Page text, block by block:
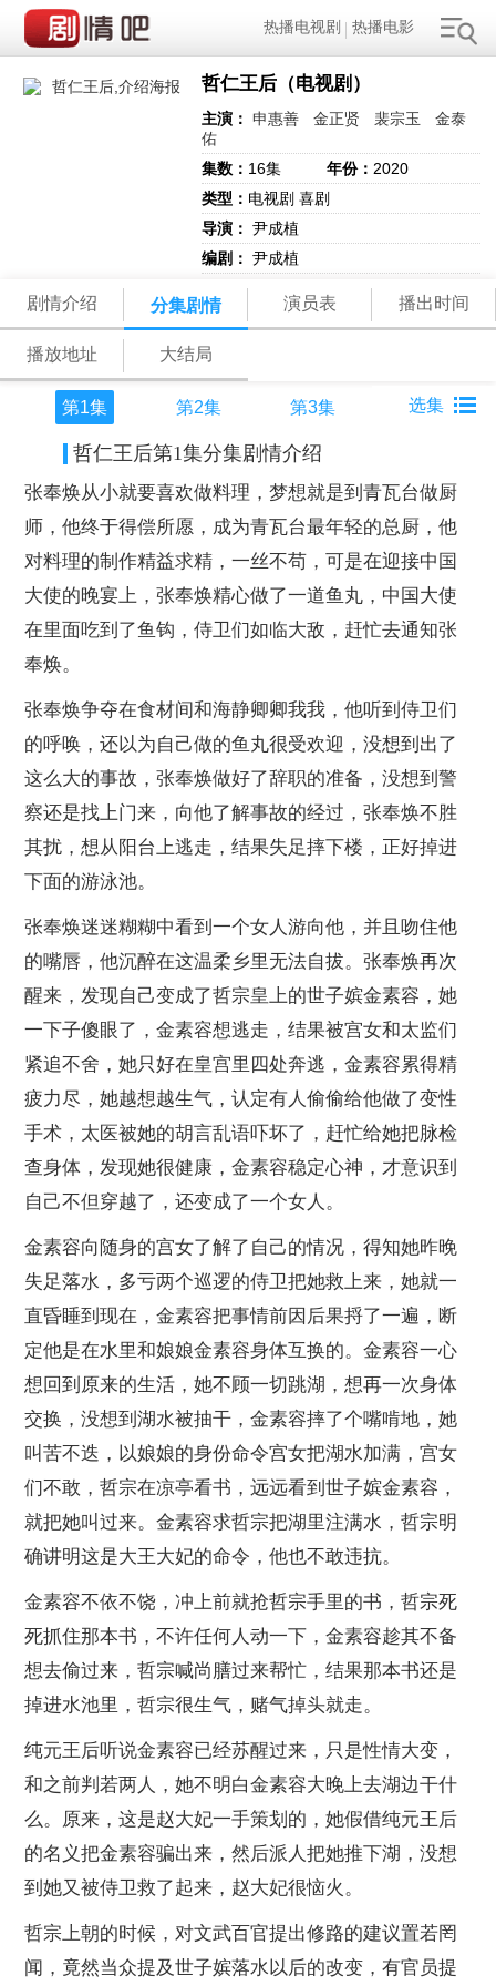
热播电视剧 热播电影
哲仁王后（电视剧）
主演： 申惠善 金正贤 裴宗玉
金泰
佑
集数： 16集 年份： 2020
类型： 电视剧 喜剧
导演： 尹成植
编剧： 尹成植
剧情介绍 分集剧情 演员表 播出时间
播放地址 大结局
第1集 第2集 第3集
哲仁王后第1集分集剧情介绍
张奉焕从小就要喜欢做料理，梦想就是到青瓦台做厨
师，他终于得偿所愿，成为青瓦台最年轻的总厨，他
对料理的制作精益求精，一丝不苟，可是在迎接中国
大使的晚宴上，张奉焕精心做了一道鱼丸，中国大使
在里面吃到了鱼钩，侍卫们如临大敌，赶忙去通知张
奉焕。
张奉焕争夺在食材间和海静卿卿我我，他听到侍卫们
的呼唤，还以为自己做的鱼丸很受欢迎，没想到出了
这么大的事故，张奉焕做好了辞职的准备，没想到警
察还是找上门来，向他了解事故的经过，张奉焕不胜
其扰，想从阳台上逃走，结果失足摔下楼，正好掉进
下面的游泳池。
张奉焕迷迷糊糊中看到一个女人游向他，并且吻住他
的嘴唇，他沉醉在这温柔乡里无法自拔。张奉焕再次
醒来，发现自己变成了哲宗皇上的世子嫔金素容，她
一下子傻眼了，金素容想逃走，结果被宫女和太监们
紧追不舍，她只好在皇宫里四处奔逃，金素容累得精
疲力尽，她越想越生气，认定有人偷偷给他做了变性
手术，太医被她的胡言乱语吓坏了，赶忙给她把脉检
查身体，发现她很健康，金素容稳定心神，才意识到
自己不但穿越了，还变成了一个女人。
金素容向随身的宫女了解了自己的情况，得知她昨晚
失足落水，多亏两个巡逻的侍卫把她救上来，她就一
直昏睡到现在，金素容把事情前因后果捋了一遍，断
定他是在水里和娘娘金素容身体互换的。金素容一心
想回到原来的生活，她不顾一切跳湖，想再一次身体
交换，没想到湖水被抽干，金素容摔了个嘴啃地，她
叫苦不迭，以娘娘的身份命令宫女把湖水加满，宫女
们不敢，哲宗在凉亭看书，远远看到世子嫔金素容，
就把她叫过来。金素容求哲宗把湖里注满水，哲宗明
确讲明这是大王大妃的命令，他也不敢违抗。
金素容不依不饶，冲上前就抢哲宗手里的书，哲宗死
死抓住那本书，不许任何人动一下，金素容趁其不备
想去偷过来，哲宗喊尚膳过来帮忙，结果那本书还是
掉进水池里，哲宗很生气，赌气掉头就走。
纯元王后听说金素容已经苏醒过来，只是性情大变，
和之前判若两人，她不明白金素容大晚上去湖边干什
么。原来，这是赵大妃一手策划的，她假借纯元王后
的名义把金素容骗出来，然后派人把她推下湖，没想
到她又被侍卫救了起来，赵大妃很恼火。
哲宗上朝的时候，对文武百官提出修路的建议置若罔
闻，竟然当众提及世子嫔落水以后的改变，有官员提